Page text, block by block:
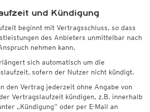
und Kündigung
beginnt mit Vertragsschluss, so dass
des Anbieters unmittelbar nach
nehmen kann.
sich automatisch um die
sofern der Nutzer nicht kündigt.
den Vertrag jederzeit ohne Angabe von
Vertragslaufzeit kündigen, z.B. innerhalb
„Kündigung“ oder per E-Mail an